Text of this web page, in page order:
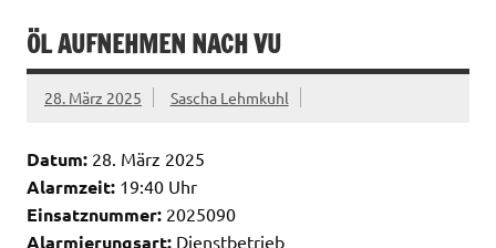
ÖL AUFNEHMEN NACH VU
28. März 2025 Sascha Lehmkuhl
Datum: 28. März 2025
Alarmzeit: 19:40 Uhr
Einsatznummer: 2025090
Alarmierungsart: Dienstbetrieb